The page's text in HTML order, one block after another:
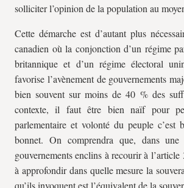
solliciter l’opinion de la population au
Cette démarche est d’autant plus
canadien où la conjonction d’un régime
britannique et d’un régime électoral
favorise l’avènement de gouvernements
bien souvent sur moins de 40 % des
contexte, il faut être bien naïf pour
parlementaire et volonté du peuple c’est
bonnet. On comprendra que, dans
gouvernements enclins à recourir à
à approfondir dans quelle mesure la
qu’ils invoquent est l’équivalent de la